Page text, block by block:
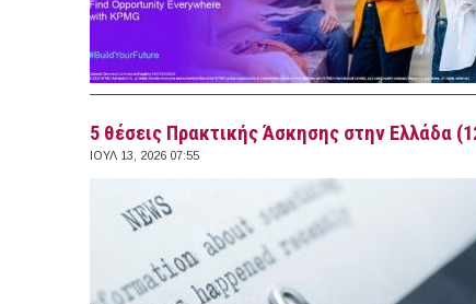
5 θέσεις Πρακτικής Άσκησης στην Ελλάδα
ΙΟΥΛ 13, 2026 07:55